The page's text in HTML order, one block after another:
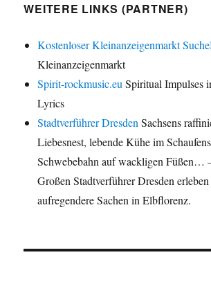
WEITERE LINKS (PARTNER)
Kostenloser Kleinanzeigenmarkt
Kleinanzeigenmarkt
Spirit-rockmusic.eu Spiritual Impulses
Lyrics
Stadtverführer Dresden Sachsens
Liebesnest, lebende Kühe im
Schwebebahn auf wackligen Füßen…
Großen Stadtverführer Dresden
aufregendere Sachen in Elbflorenz.